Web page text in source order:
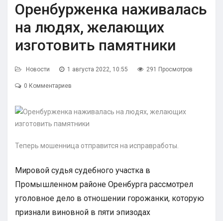
Оренбурженка наживалась
на людях, желающих
изготовить памятники
Новости 1 августа 2022, 10:55 291 Просмотров
0 Комментариев
Теперь мошенница отправится на исправработы.
Мировой судья судебного участка в
Промышленном районе Оренбурга рассмотрел
уголовное дело в отношении горожанки, которую
признали виновной в пяти эпизодах